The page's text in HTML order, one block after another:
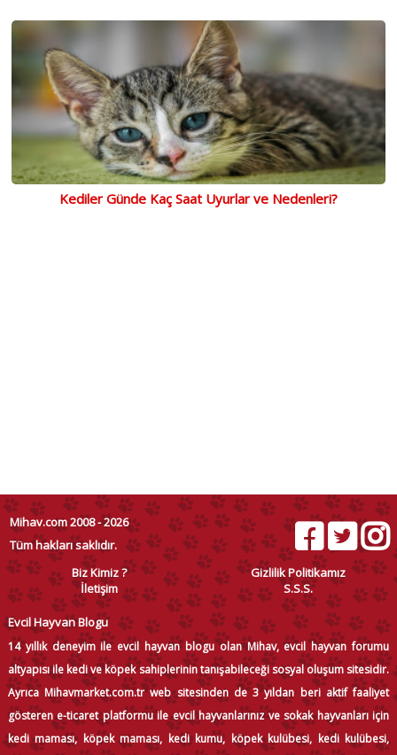
Kediler Günde Kaç Saat Uyurlar ve Nedenleri?
Mihav.com 2008 - 2026
Tüm hakları saklıdır.
Biz Kimiz ?
Gizlilik Politikamız
İletişim
S.S.S.
Evcil Hayvan Blogu
14 yıllık deneyim ile evcil hayvan blogu olan Mihav, evcil hayvan forumu
altyapısı ile kedi ve köpek sahiplerinin tanışabileceği sosyal oluşum sitesidir.
Ayrıca Mihavmarket.com.tr web sitesinden de 3 yıldan beri aktif faaliyet
gösteren e-ticaret platformu ile evcil hayvanlarınız ve sokak hayvanları için
kedi maması, köpek maması, kedi kumu, köpek kulübesi, kedi kulübesi,